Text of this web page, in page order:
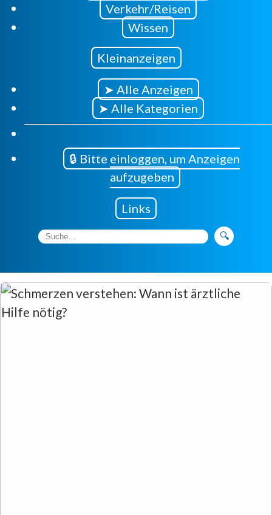
Verkehr/Reisen
Wissen
Kleinanzeigen
➤ Alle Anzeigen
➤ Alle Kategorien
🔒 Bitte einloggen, um Anzeigen
aufzugeben
Links
🔍